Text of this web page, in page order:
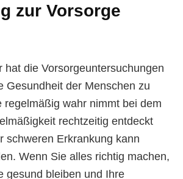
zur Vorsorge
hat die Vorsorgeuntersuchungen
Gesundheit der Menschen zu
regelmäßig wahr nimmt bei dem
rechtzeitig entdeckt
schweren Erkrankung kann
Wenn Sie alles richtig machen,
gesund bleiben und Ihre